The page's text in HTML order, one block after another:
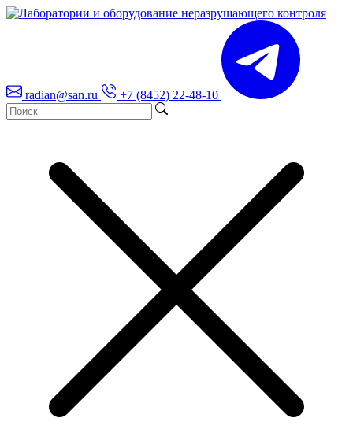
radian@san.ru +7 (8452) 22-48-10